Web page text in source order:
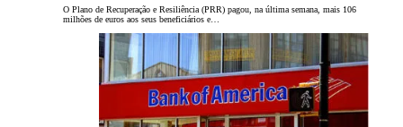
O Plano de Recuperação e Resiliência (PRR) pagou, na última semana, mais 106
milhões de euros aos seus beneficiários e…